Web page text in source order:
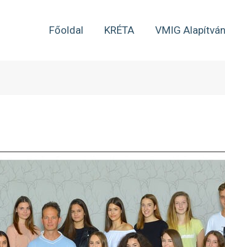
Főoldal KRÉTA VMIG